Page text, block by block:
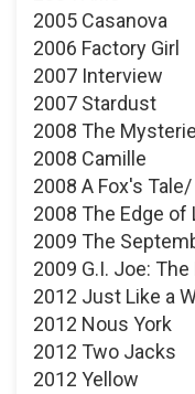
2005 Casanova
2006 Factory Girl
2007 Interview
2007 Stardust
2008 The
2008 Camille
2008 A Fox's
2008 The Edge of
2009 The
2009 G.I. Joe:
2012 Just Like a
2012 Nous York
2012 Two Jacks
2012 Yellow